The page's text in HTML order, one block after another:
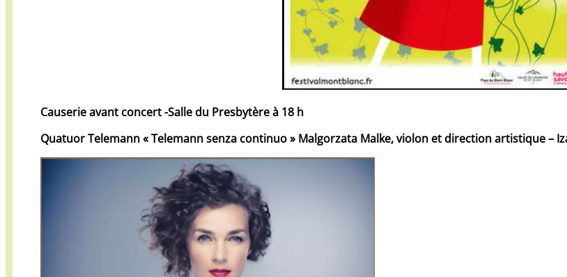
Causerie avant concert -Salle du Presbytère à 18 h
Quatuor Telemann « Telemann senza continuo » Malgorzata Malke, violon et direction artistique –